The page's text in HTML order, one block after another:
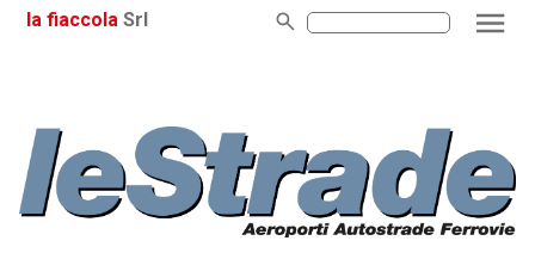
la fiaccola Srl